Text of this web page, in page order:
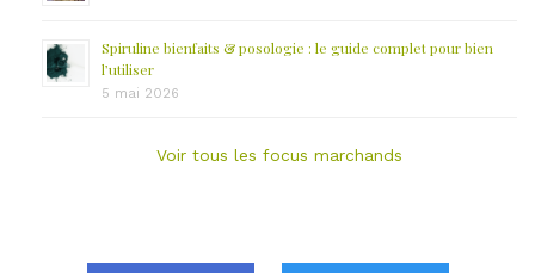
Spiruline bienfaits & posologie : le guide complet pour bien
l’utiliser
5 mai 2026
Voir tous les focus marchands